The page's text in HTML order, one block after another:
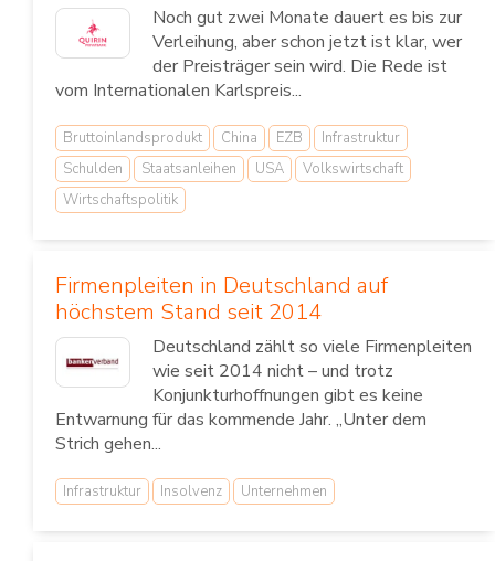
Noch gut zwei Monate dauert es bis zur
Verleihung, aber schon jetzt ist klar, wer
der Preisträger sein wird. Die Rede ist
vom Internationalen Karlspreis...
Bruttoinlandsprodukt China EZB
Infrastruktur
Schulden
Staatsanleihen USA
Volkswirtschaft
Wirtschaftspolitik
Firmenpleiten in Deutschland auf
höchstem Stand seit 2014
Deutschland zählt so viele Firmenpleiten
wie seit 2014 nicht – und trotz
Konjunkturhoffnungen gibt es keine
Entwarnung für das kommende Jahr. „Unter dem
Strich gehen...
Infrastruktur Insolvenz Unternehmen